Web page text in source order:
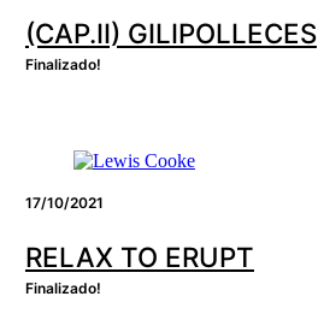
(CAP.II) GILIPOLLECES
Finalizado!
17/10/2021
RELAX TO ERUPT
Finalizado!